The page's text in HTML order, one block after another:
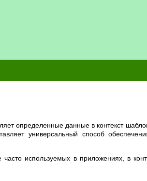
определенные данные в контекст
универсальный способ
используемых в приложениях, в